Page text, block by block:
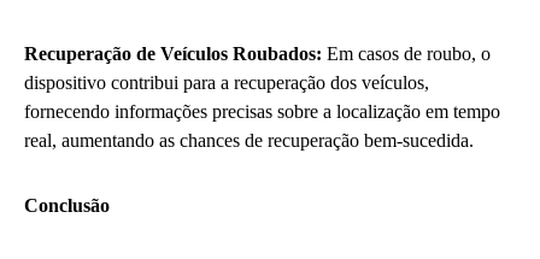
Recuperação de Veículos Roubados: Em casos de roubo, o
dispositivo contribui para a recuperação dos veículos,
fornecendo informações precisas sobre a localização em tempo
real, aumentando as chances de recuperação bem-sucedida.
Conclusão